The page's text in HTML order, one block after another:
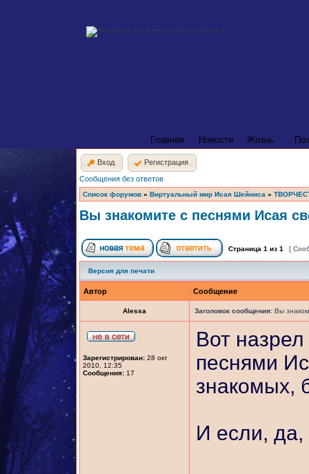
Главная Новости Жизнь
Вход
Регистрация
Сообщения без ответов
Список форумов » Виртуальный мир Исая Шейниса »
Вы знакомите с песнями Исая
Страница 1 из 1 [
Версия для печати
Автор Сообщение
Alessa Заголовок сообщения: Вы
Зарегистрирован: 28 окт
2010, 12:35
Сообщения: 17
Вот
песнями
знакомых,
И если, да,